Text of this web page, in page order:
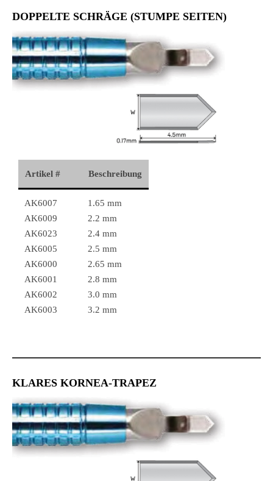
DOPPELTE SCHRÄGE (STUMPE SEITEN)
Artikel # Beschreibung
AK6007
AK6009
AK6023
AK6005
AK6000
AK6001
AK6002
AK6003
1.65 mm
2.2 mm
2.4 mm
2.5 mm
2.65 mm
2.8 mm
3.0 mm
3.2 mm
KLARES KORNEA-TRAPEZ